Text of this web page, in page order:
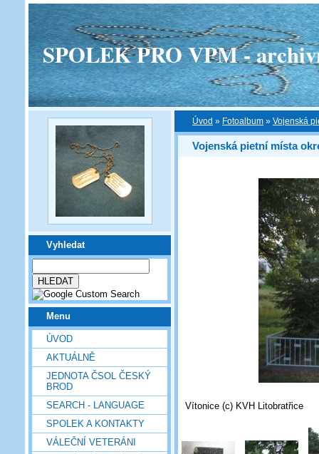
SPOLEK PRO VPM -
Vyhledat
Menu
ÚVOD
AKTUÁLNĚ
JEDNOTA ČSOL ČESKÝ
BROD
SEARCH - LANGUAGE
SPOLEK A KONTAKTY
VÁLEČNÍ VETERÁNI
Úvod » Fotoalbum » Vojenská
Vojenská pietní místa
Vítonice (c) KVH Litobratřice